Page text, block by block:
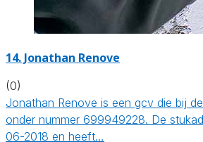
14. Jonathan Renove
(0)
Jonathan Renove is een gcv die bij
onder nummer 699949228. De
06-2018 en heeft…